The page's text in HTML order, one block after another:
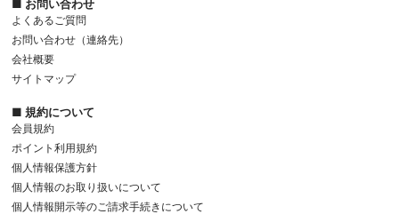
■ お問い合わせ
よくあるご質問
お問い合わせ（連絡先）
会社概要
サイトマップ
■ 規約について
会員規約
ポイント利用規約
個人情報保護方針
個人情報のお取り扱いについて
個人情報開示等のご請求手続きについて